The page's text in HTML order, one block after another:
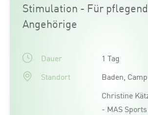
Stimulation - Für
Angehörige
Dauer
1 Tag
Standort
Baden,
Christine
- MAS Sports